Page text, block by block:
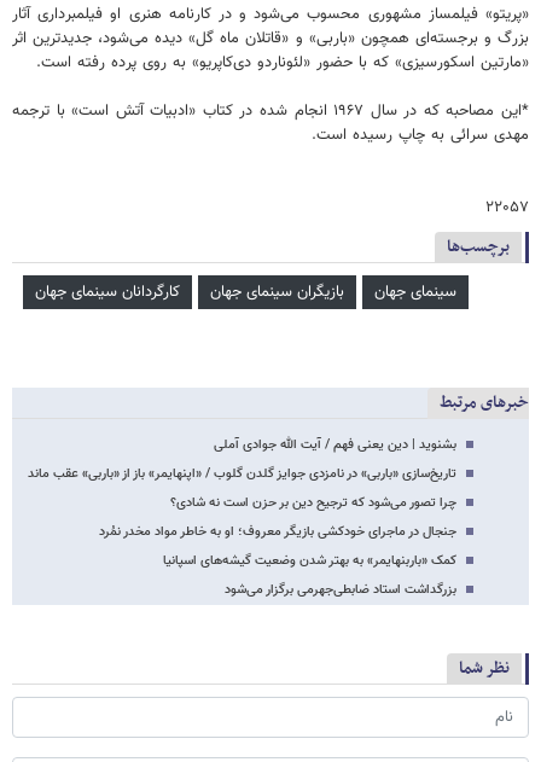
«پریتو» فیلمساز مشهوری محسوب می‌شود و در کارنامه‌ هنری او فیلمبرداری آثار
بزرگ و برجسته‌ای همچون «باربی» و «قاتلان ماه گل» دیده می‌شود، جدیدترین اثر
«مارتین اسکورسیزی» که با حضور «لئوناردو دی‌کاپریو» به روی پرده رفته است.
*این مصاحبه که در سال ۱۹۶۷ انجام شده در کتاب «ادبیات آتش است» با ترجمه
مهدی سرائی به چاپ رسیده است.
۲۲۰۵۷
برچسب‌ها
سینمای جهان بازیگران سینمای جهان کارگردانان سینمای جهان
خبرهای مرتبط
بشنوید | دین یعنی فهم / آیت الله جوادی آملی
تاریخ‌سازی «باربی» در نامزدی جوایز گلدن گلوب / «اپنهایمر» باز از «باربی» عقب ماند
چرا تصور می‌شود که ترجیح دین بر حزن است نه شادی؟
جنجال در ماجرای خودکشی بازیگر معروف؛ او به خاطر مواد مخدر نمُرد
کمک «باربنهایمر» به بهتر شدن وضعیت گیشه‌های اسپانیا
بزرگداشت استاد ضابطی‌جهرمی برگزار می‌شود
نظر شما